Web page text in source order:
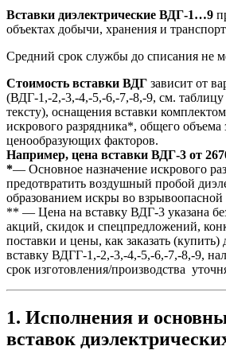
Вставки диэлектрические ВДГ-1…9
объектах добычи, хранения и
Средний срок службы до списания не
Стоимость вставки ВДГ зависит от
(ВДГ-1,-2,-3,-4,-5,-6,-7,-8,-9, см.
тексту), оснащения вставки
искрового разрядника*, общего объема
ценообразующих факторов.
Например, цена вставки ВДГ-3 от
*— Основное назначение искрового
предотвратить воздушный пробой
образованием искры во взрывоопасной
** — Цена на вставку ВДГ-3 указана
акций, скидок и спецпредложений,
поставки и цены, как заказать (купить)
вставку ВДГГ-1,-2,-3,-4,-5,-6,-7,-8,-9,
срок изготовления/производства
1. Исполнения и
вставок